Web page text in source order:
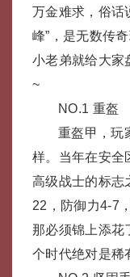
万金难求，俗话
峰”，是无数传
小老弟就给大家
~
NO.1 重盔
重盔甲，玩
样。当年在安全
高级战士的标志
22，防御力4-7
那必须锦上添花
个时代绝对是稀